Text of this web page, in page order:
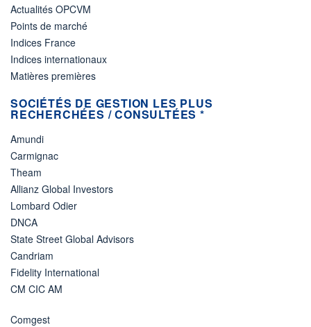
Actualités OPCVM
Points de marché
Indices France
Indices internationaux
Matières premières
SOCIÉTÉS DE GESTION LES PLUS
RECHERCHÉES / CONSULTÉES *
Amundi
Carmignac
Theam
Allianz Global Investors
Lombard Odier
DNCA
State Street Global Advisors
Candriam
Fidelity International
CM CIC AM
Comgest